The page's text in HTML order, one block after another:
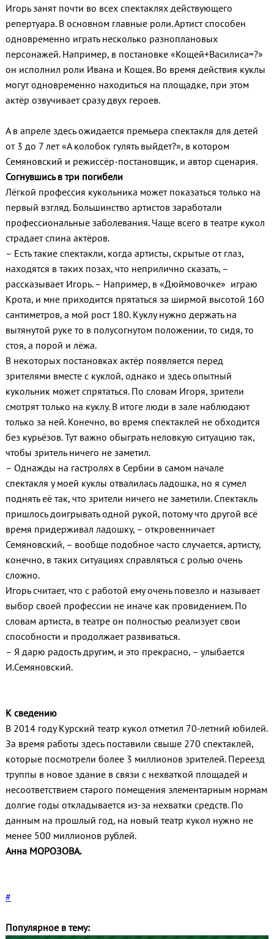
Игорь занят почти во всех спектаклях действующего
репертуара. В основном главные роли. Артист способен
одновременно играть несколько разноплановых
персонажей. Например, в постановке «Кощей+Василиса=?»
он исполнил роли Ивана и Кощея. Во время действия куклы
могут одновременно находиться на площадке, при этом
актёр озвучивает сразу двух героев.
А в апреле здесь ожидается премьера спектакля для детей
от 3 до 7 лет «А колобок гулять выйдет?», в котором
Семяновский и режиссёр-постановщик, и автор сценария.
Согнувшись в три погибели
Лёгкой профессия кукольника может показаться только на
первый взгляд. Большинство артистов заработали
профессиональные заболевания. Чаще всего в театре кукол
страдает спина актёров.
– Есть такие спектакли, когда артисты, скрытые от глаз,
находятся в таких позах, что неприлично сказать, –
рассказывает Игорь. – Например, в «Дюймовочке» играю
Крота, и мне приходится прятаться за ширмой высотой 160
сантиметров, а мой рост 180. Куклу нужно держать на
вытянутой руке то в полусогнутом положении, то сидя, то
стоя, а порой и лёжа.
В некоторых постановках актёр появляется перед
зрителями вместе с куклой, однако и здесь опытный
кукольник может спрятаться. По словам Игоря, зрители
смотрят только на куклу. В итоге люди в зале наблюдают
только за ней. Конечно, во время спектаклей не обходится
без курьёзов. Тут важно обыграть неловкую ситуацию так,
чтобы зритель ничего не заметил.
– Однажды на гастролях в Сербии в самом начале
спектакля у моей куклы отвалилась ладошка, но я сумел
поднять её так, что зрители ничего не заметили. Спектакль
пришлось доигрывать одной рукой, потому что другой всё
время придерживал ладошку, – откровенничает
Семяновский, – вообще подобное часто случается, артисту,
конечно, в таких ситуациях справляться с ролью очень
сложно.
Игорь считает, что с работой ему очень повезло и называет
выбор своей профессии не иначе как провидением. По
словам артиста, в театре он полностью реализует свои
способности и продолжает развиваться.
– Я дарю радость другим, и это прекрасно, – улыбается
И.Семяновский.
К сведению
В 2014 году Курский театр кукол отметил 70-летний юбилей.
За время работы здесь поставили свыше 270 спектаклей,
которые посмотрели более 3 миллионов зрителей. Переезд
труппы в новое здание в связи с нехваткой площадей и
несоответствием старого помещения элементарным нормам
долгие годы откладывается из-за нехватки средств. По
данным на прошлый год, на новый театр кукол нужно не
менее 500 миллионов рублей.
Анна МОРОЗОВА.
#
Популярное в тему: